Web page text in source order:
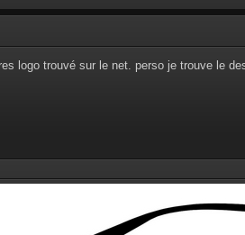
logo trouvé sur le net. perso je trouve le